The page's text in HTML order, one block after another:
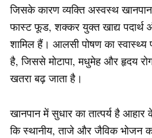
जिसके कारण व्यक्ति अस्वस्थ
फास्ट फूड, शक्कर युक्त खाद्य
शामिल हैं। आलसी पोषण का स्वास्थ्य
है, जिससे मोटापा, मधुमेह और हृदय
खतरा बढ़ जाता है।
खानपान में सुधार का तात्पर्य है
कि स्थानीय, ताजे और जैविक भोजन